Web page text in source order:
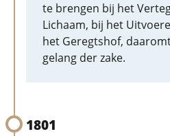
te brengen bij het
Lichaam, bij het
het Geregtshof,
gelang der zake.
1801